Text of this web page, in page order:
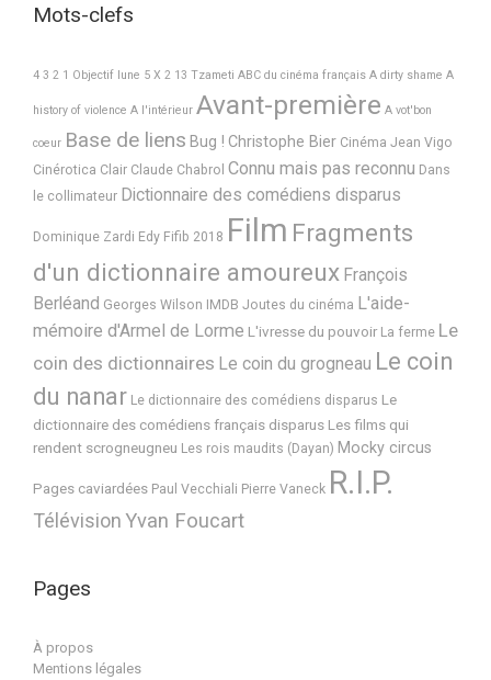
Mots-clefs
4 3 2 1 Objectif lune 5 X 2 13 Tzameti ABC du cinéma français A dirty shame A
history of violence A l'intérieur Avant-première A vot'bon
coeur Base de liens Bug ! Christophe Bier Cinéma Jean Vigo
Cinérotica Clair Claude Chabrol Connu mais pas reconnu Dans
le collimateur Dictionnaire des comédiens disparus
Dominique Zardi Edy Fifib 2018 Film Fragments
d'un dictionnaire amoureux François
Berléand Georges Wilson IMDB Joutes du cinéma L'aide-
mémoire d'Armel de Lorme L'ivresse du pouvoir La ferme Le
coin des dictionnaires Le coin du grogneau Le coin
du nanar Le dictionnaire des comédiens disparus Le
dictionnaire des comédiens français disparus Les films qui
rendent scrogneugneu Les rois maudits (Dayan) Mocky circus
Pages caviardées Paul Vecchiali Pierre Vaneck R.I.P.
TélévisionYvan Foucart
Pages
À propos
Mentions légales